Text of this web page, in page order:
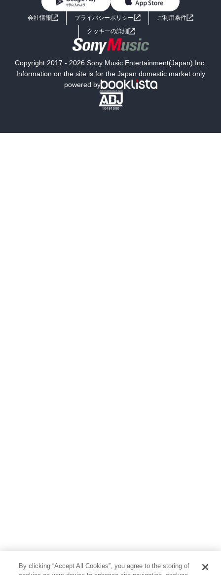
ライトノベル 男子向けラノベ
小説
海外小説
ミステリー SF
文学
よくあるご質問 お問い合わせ
会社情報 プライバシーポリシー
ご利用条件
クッキーの詳細
Copyright 2017 - 2026 Sony Music Entertainment(Japan) Inc.
Information on the site is for the Japan domestic market only
powered by
By clicking “Accept All Cookies”, you agree to the storing of